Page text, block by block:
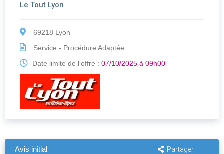
Le Tout Lyon
69218 Lyon
Service - Procédure Adaptée
Date limite de l'offre : 07/10/2025 à 09h00
Avis initial Partager